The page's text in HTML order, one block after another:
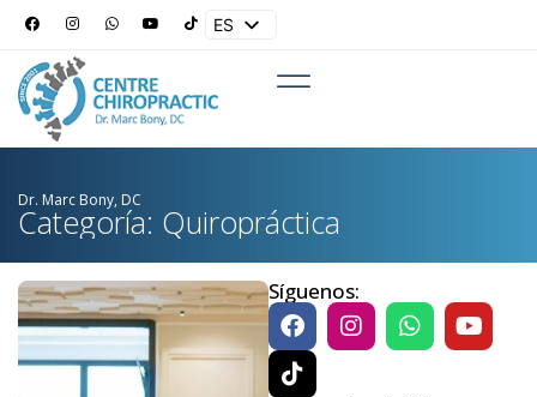
ES
Dr. Marc Bony, DC
Categoría: Quiropráctica
Síguenos: